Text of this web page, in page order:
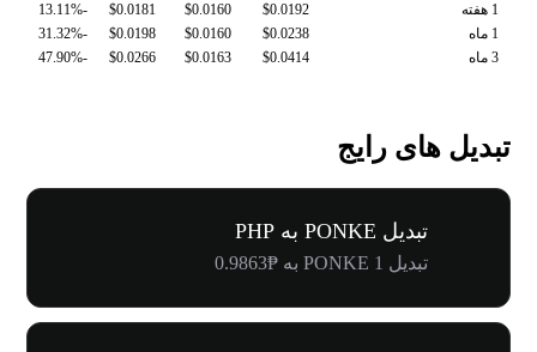
1 هفته
$0.0192
$0.0160
$0.0181
-13.11%
1 ماه
$0.0238
$0.0160
$0.0198
-31.32%
3 ماه
$0.0414
$0.0163
$0.0266
-47.90%
تبدیل های رایج
تبدیل PONKE به PHP
تبدیل 1 PONKE به ₱0.9863